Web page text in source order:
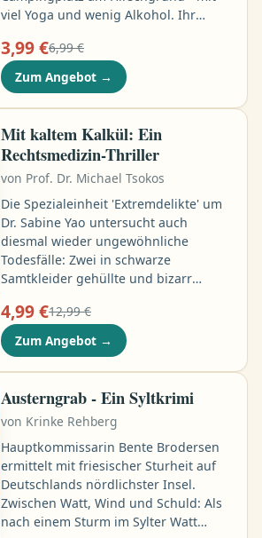
viel Yoga und wenig Alkohol. Ihr
ebenfalls - auf dem anderen
Campingplatz im Ort, mit wenig Yoga
und viel Alkohol. Doch eines Morgens
liegt der schöne Martin, ein Freund
des Bräutigams, nackt und tot in
seinem Zelt. Und Evelyn war die
Letzte, die ihn dort besucht hat .. …
3,99 €6,99 €
Zum Angebot →
Mit kaltem Kalkül: Ein
Rechtsmedizin-Thriller
von Prof. Dr. Michael Tsokos
Die Spezialeinheit 'Extremdelikte' um
Dr. Sabine Yao untersucht auch
diesmal wieder ungewöhnliche
Todesfälle: Zwei in schwarze
Samtkleider gehüllte und bizarr
Gestell hängen, geben ebenso Rätsel
auf wie ein Tatort in einer
Bauwagensiedlung. Noch weiß keiner
der Ermittler, dass der jordanische Ex-
Geheimdienstler Khalaf unter
Hochdruck nach dem
verschwundenen achtjährigen Yasser
sucht …
4,99 €12,99 €
Zum Angebot →
Austerngrab - Ein Syltkrimi
von Krinke Rehberg
Hauptkommissarin Bente Brodersen
ermittelt mit friesischer Sturheit auf
Deutschlands nördlichster Insel.
Zwischen Watt, Wind und Schuld: Als
nach einem Sturm im Sylter Watt